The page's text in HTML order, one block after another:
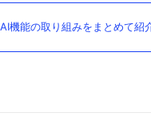
能の取り組みをまとめて紹